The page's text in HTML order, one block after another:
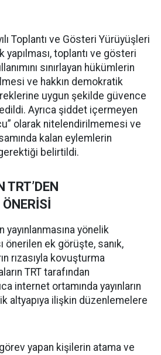
Toplantı ve Gösteri Yürüyüşleri
yapılması, toplantı ve gösteri
sınırlayan hükümlerin
ve hakkın demokratik
uygun şekilde güvence
edildi. Ayrıca şiddet içermeyen
olarak nitelendirilmemesi ve
kalan eylemlerin
belirtildi.
TRT’DEN
yayınlanmasına yönelik
önerilen ek görüşte, sanık,
rızasıyla kovuşturma
TRT tarafından
internet ortamında yayınların
altyapıya ilişkin düzenlemelere
yapan kişilerin atama ve